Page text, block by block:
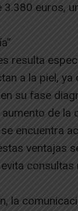
euros,
resulta
a la piel,
su fase
de la
encuentra
ventajas
la